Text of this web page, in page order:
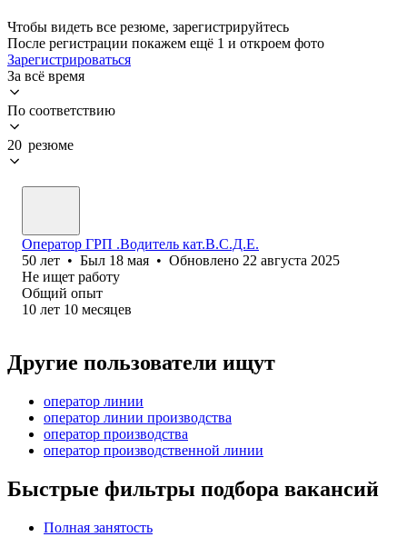
Чтобы видеть все резюме, зарегистрируйтесь
После регистрации покажем ещё 1 и откроем фото
Зарегистрироваться
За всё время
По соответствию
20 резюме
Оператор ГРП .Водитель кат.В.С.Д.Е.
50 лет • Был 18 мая • Обновлено 22 августа 2025
Не ищет работу
Общий опыт
10 лет 10 месяцев
Другие пользователи ищут
оператор линии
оператор линии производства
оператор производства
оператор производственной линии
Быстрые фильтры подбора вакансий
Полная занятость